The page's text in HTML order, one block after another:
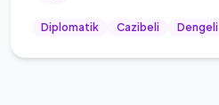
Diplomatik Cazibeli Dengeli